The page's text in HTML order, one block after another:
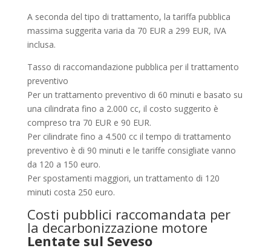
A seconda del tipo di trattamento, la tariffa pubblica
massima suggerita varia da 70 EUR a 299 EUR, IVA
inclusa.
Tasso di raccomandazione pubblica per il trattamento
preventivo
Per un trattamento preventivo di 60 minuti e basato su
una cilindrata fino a 2.000 cc, il costo suggerito è
compreso tra 70 EUR e 90 EUR.
Per cilindrate fino a 4.500 cc il tempo di trattamento
preventivo è di 90 minuti e le tariffe consigliate vanno
da 120 a 150 euro.
Per spostamenti maggiori, un trattamento di 120
minuti costa 250 euro.
Costi pubblici raccomandata per
la decarbonizzazione motore
Lentate sul Seveso